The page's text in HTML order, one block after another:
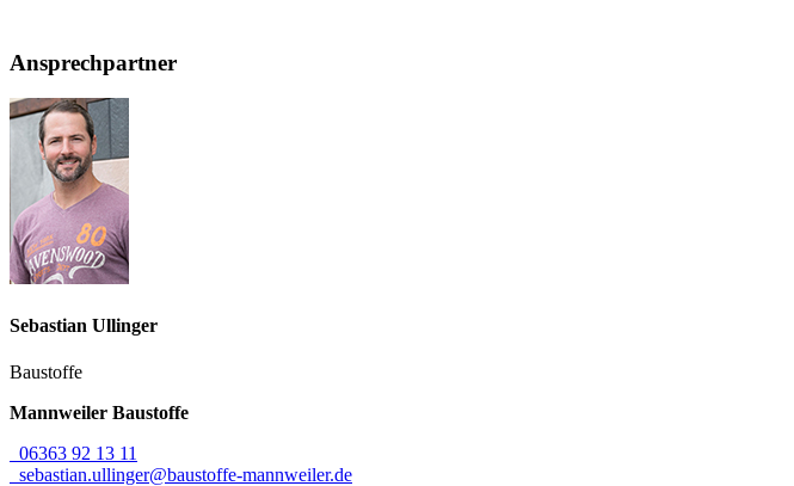
Ansprechpartner
Sebastian Ullinger
Baustoffe
Mannweiler Baustoffe
06363 92 13 11
sebastian.ullinger@baustoffe-mannweiler.de